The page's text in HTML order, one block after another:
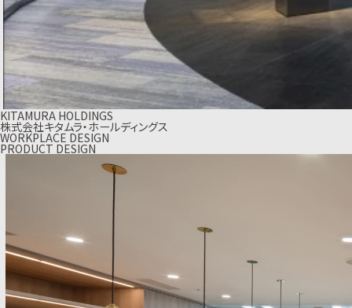
KITAMURA HOLDINGS
株式会社キタムラ・ホールディングス
WORKPLACE DESIGN
PRODUCT DESIGN